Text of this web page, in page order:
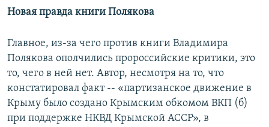
Новая правда книги Полякова
Главное, из-за чего против книги Владимира
Полякова ополчились пророссийские критики, это
то, чего в ней нет. Автор, несмотря на то, что
констатировал факт -- «партизанское движение в
Крыму было создано Крымским обкомом ВКП (б)
при поддержке НКВД Крымской АССР», в